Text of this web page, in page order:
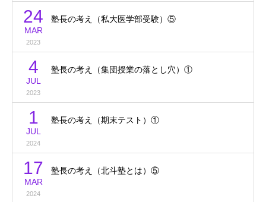
24
MAR
2023
塾長の考え（私大医学部受験）⑤
4
JUL
2023
塾長の考え（集団授業の落とし穴）①
1
JUL
2024
塾長の考え（期末テスト）①
17
MAR
2024
塾長の考え（北斗塾とは）⑤